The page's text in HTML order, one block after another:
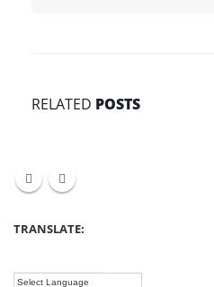
RELATED POSTS
TRANSLATE: